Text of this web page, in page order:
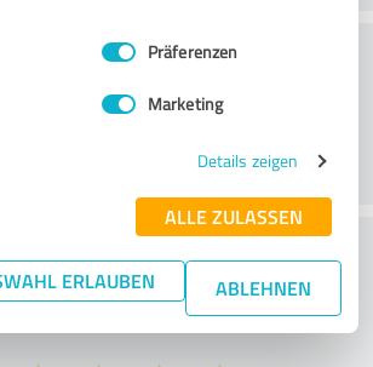
Präferenzen
Marketing
Details zeigen
ALLE ZULASSEN
ERLAUBEN ABLEHNEN
Kundeservice
think of the cost to benefit
ratio?